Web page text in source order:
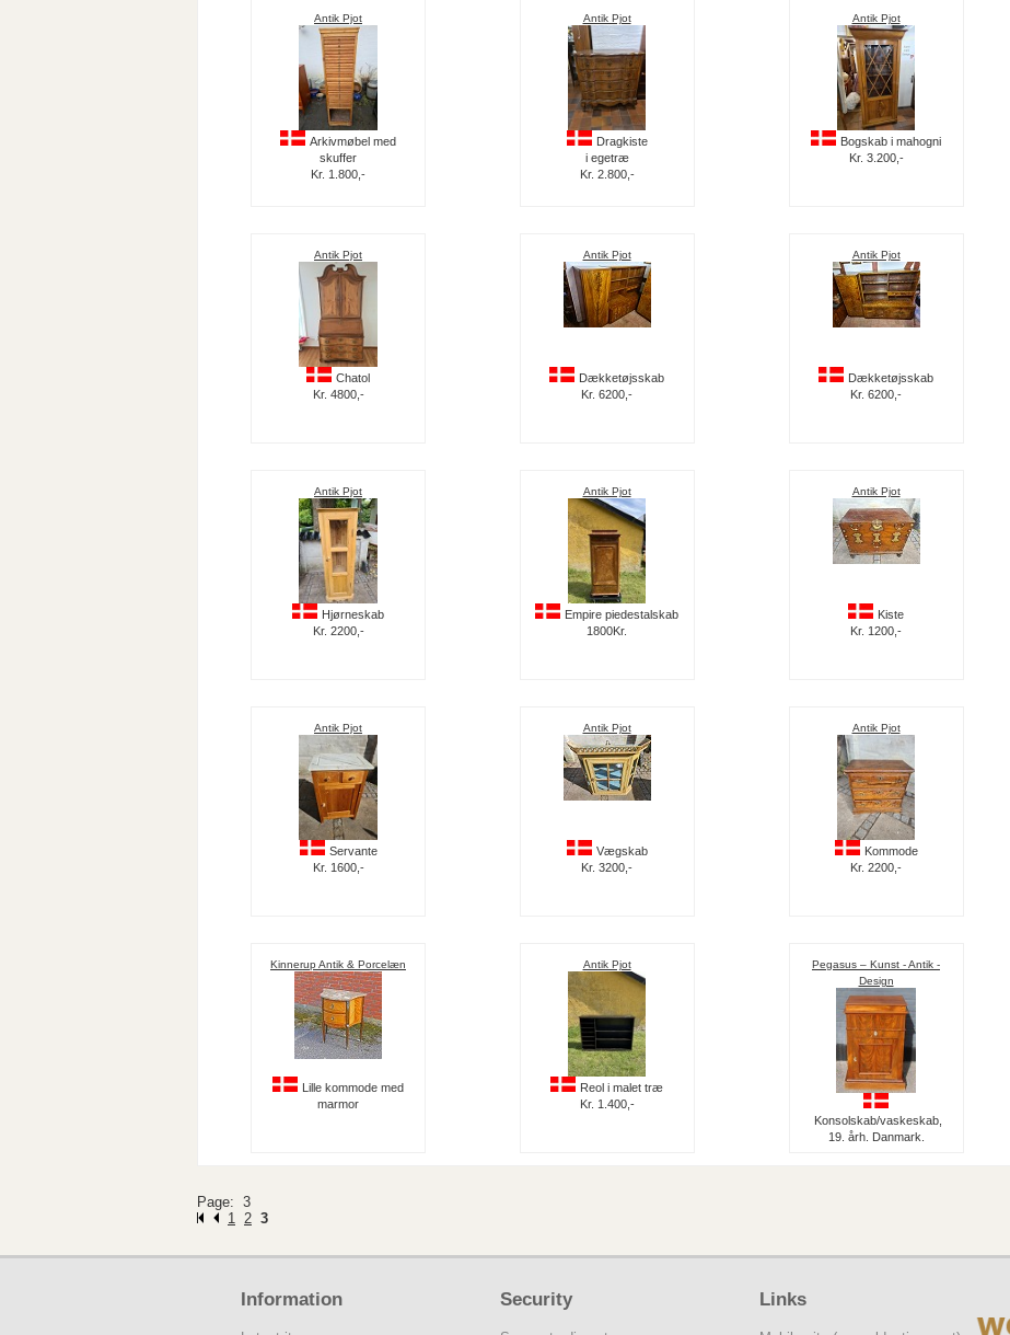
Antik Pjot
Arkivmøbel med
skuffer
Kr. 1.800,-
Antik Pjot
Dragkiste
i egetræ
Kr. 2.800,-
Antik Pjot
Bogskab i mahogni
Kr. 3.200,-
Antik Pjot
Chatol
Kr. 4800,-
Antik Pjot
Dækketøjsskab
Kr. 6200,-
Antik Pjot
Dækketøjsskab
Kr. 6200,-
Antik Pjot
Hjørneskab
Kr. 2200,-
Antik Pjot
Empire piedestalskab
1800Kr.
Antik Pjot
Kiste
Kr. 1200,-
Antik Pjot
Servante
Kr. 1600,-
Antik Pjot
Vægskab
Kr. 3200,-
Antik Pjot
Kommode
Kr. 2200,-
Kinnerup Antik & Porcelæn
Lille kommode med
marmor
Antik Pjot
Reol i malet træ
Kr. 1.400,-
Pegasus – Kunst - Antik -
Design
Konsolskab/vaskeskab,
19. årh. Danmark.
Page: 3
1 2 3
Information Security Links